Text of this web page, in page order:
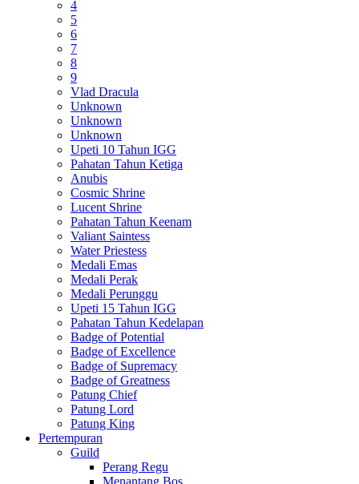
4
5
6
7
8
9
Vlad Dracula
Unknown
Unknown
Unknown
Upeti 10 Tahun IGG
Pahatan Tahun Ketiga
Anubis
Cosmic Shrine
Lucent Shrine
Pahatan Tahun Keenam
Valiant Saintess
Water Priestess
Medali Emas
Medali Perak
Medali Perunggu
Upeti 15 Tahun IGG
Pahatan Tahun Kedelapan
Badge of Potential
Badge of Excellence
Badge of Supremacy
Badge of Greatness
Patung Chief
Patung Lord
Patung King
Pertempuran
Guild
Perang Regu